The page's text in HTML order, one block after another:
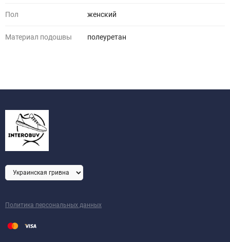
Пол женский
Материал подошвы полеуретан
Политика персональных данных